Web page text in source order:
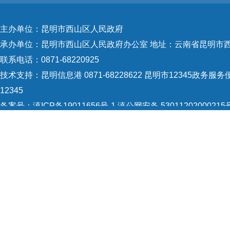
主办单位：昆明市西山区人民政府
承办单位：昆明市西山区人民政府办公室 地址：云南省昆明市
联系电话：0871-68220925
技术支持： 昆明信息港 0871-68228622 昆明市12345政务服务
12345
备案号： 滇ICP备19011656号-1 滇公网安备 53011202000215